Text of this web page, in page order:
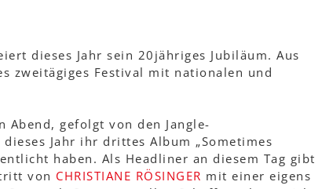
dieses Jahr sein 20jähriges Jubiläum. Aus
zweitägiges Festival mit nationalen und
Abend, gefolgt von den Jangle-
dieses Jahr ihr drittes Album „Sometimes
haben. Als Headliner an diesem Tag gibt
von CHRISTIANE RÖSINGER mit einer eigens